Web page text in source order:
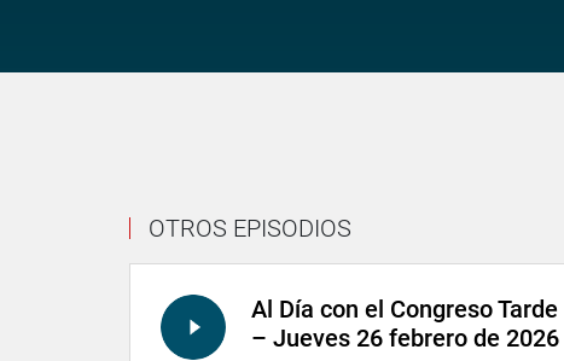
OTROS EPISODIOS
Al Día con el Congreso Tarde
– Jueves 26 febrero de 2026